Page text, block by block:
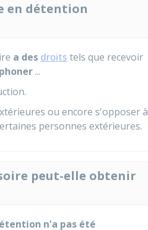
en détention
a des droits tels que recevoir
...
ou encore s'opposer à
personnes extérieures.
peut-elle obtenir
n'a pas été